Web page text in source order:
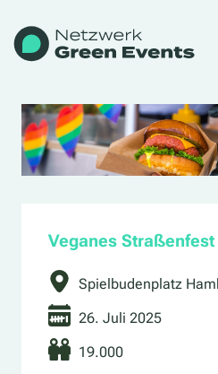
Veganes
Spielbudenplatz
26. Juli 2025
19.000